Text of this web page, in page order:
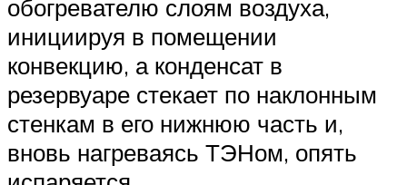
обогревателю слоям воздуха,
инициируя в помещении
конвекцию, а конденсат в
резервуаре стекает по наклонным
стенкам в его нижнюю часть и,
вновь нагреваясь ТЭНом, опять